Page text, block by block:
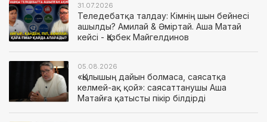
31.07.2026
Теледебатқа талдау: Кімнің шын бейнесі
ашылды? Амилай & Әміртай. Аша Матай
кейсі - Қазбек Майгелдинов
05.08.2026
«Қылышың дайын болмаса, саясатқа
келмей-ақ қой»: саясаттанушы Аша
Матайға қатысты пікір білдірді